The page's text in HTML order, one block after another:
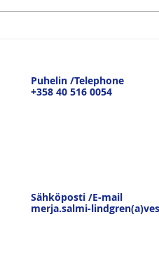
keskustelu
Puhelin /Telephone
+358 40 516 0054
Sähköposti /E-mail
merja.salmi-